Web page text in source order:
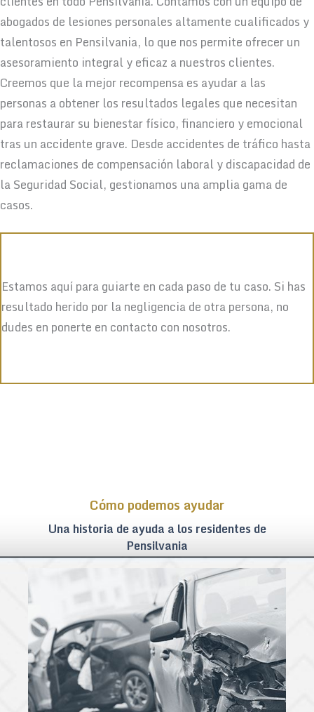
abogados de lesiones personales altamente cualificados y
talentosos en Pensilvania, lo que nos permite ofrecer un
asesoramiento integral y eficaz a nuestros clientes.
Creemos que la mejor recompensa es ayudar a las
personas a obtener los resultados legales que necesitan
para restaurar su bienestar físico, financiero y emocional
tras un accidente grave. Desde accidentes de tráfico hasta
reclamaciones de compensación laboral y discapacidad de
la Seguridad Social, gestionamos una amplia gama de
casos.
Estamos aquí para guiarte en cada paso de tu caso. Si has
resultado herido por la negligencia de otra persona, no
dudes en ponerte en contacto con nosotros.
Cómo podemos ayudar
Una historia de ayuda a los residentes de
Pensilvania